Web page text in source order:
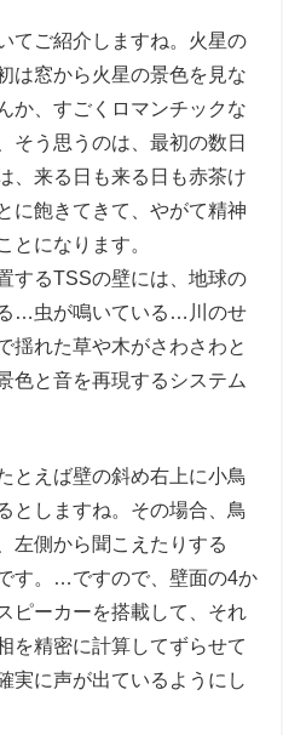
てご紹介しますね。火星の
は窓から火星の景色を見な
、すごくロマンチックな
う思うのは、最初の数日
、来る日も来る日も赤茶け
に飽きてきて、やがて精神
とになります。
するTSSの壁には、地球の
…虫が鳴いている…川のせ
れた草や木がさわさわと
色と音を再現するシステム
とえば壁の斜め右上に小鳥
としますね。その場合、鳥
左側から聞こえたりする
す。…ですので、壁面の4か
ピーカーを搭載して、それ
を精密に計算してずらせて
実に声が出ているようにし